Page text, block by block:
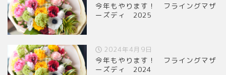
今年もやります！ フライングマザ
ーズディ 2025
2024年4月9日
今年もやります！ フライングマザ
ーズディ 2024